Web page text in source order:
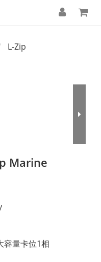
L-Zip
Marine
容量卡位1相